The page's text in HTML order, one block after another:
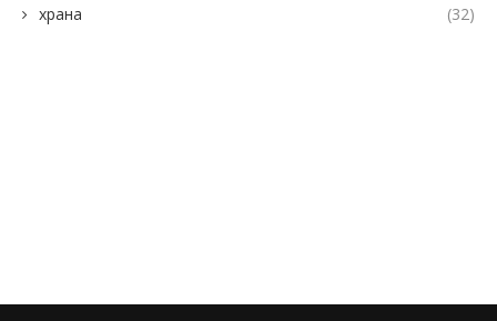
храна (32)